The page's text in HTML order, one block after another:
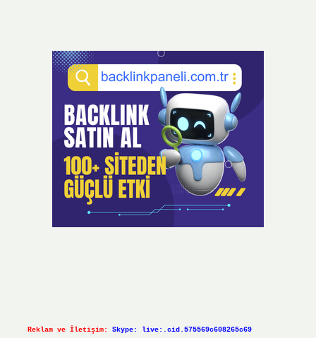
Reklam ve İletişim: Skype: live:.cid.575569c608265c69